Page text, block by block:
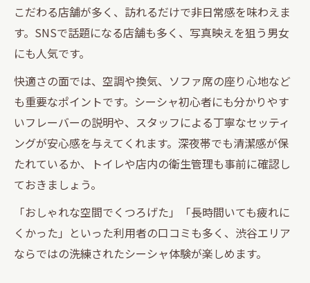
こだわる店舗が多く、訪れるだけで非日常感を味わえま
す。SNSで話題になる店舗も多く、写真映えを狙う男女
にも人気です。
快適さの面では、空調や換気、ソファ席の座り心地など
も重要なポイントです。シーシャ初心者にも分かりやす
いフレーバーの説明や、スタッフによる丁寧なセッティ
ングが安心感を与えてくれます。深夜帯でも清潔感が保
たれているか、トイレや店内の衛生管理も事前に確認し
ておきましょう。
「おしゃれな空間でくつろげた」「長時間いても疲れに
くかった」といった利用者の口コミも多く、渋谷エリア
ならではの洗練されたシーシャ体験が楽しめます。